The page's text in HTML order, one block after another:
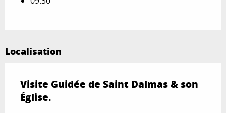
Localisation
Visite Guidée de Saint Dalmas & son
Église.